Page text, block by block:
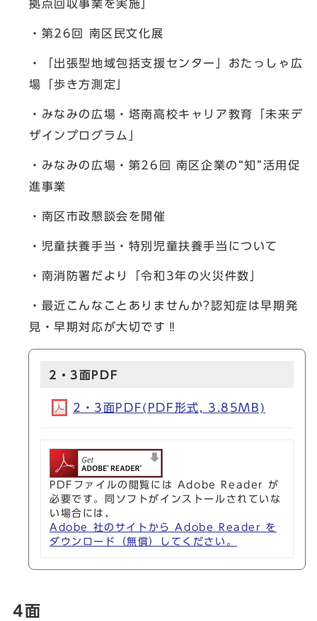
拠点回収事業を実施」
・第26回 南区民文化展
・「出張型地域包括支援センター」おたっしゃ広
場「歩き方測定」
・みなみの広場・塔南高校キャリア教育「未来デ
ザインプログラム」
・みなみの広場・第26回 南区企業の“知”活用促
進事業
・南区市政懇談会を開催
・児童扶養手当・特別児童扶養手当について
・南消防署だより「令和3年の火災件数」
・最近こんなことありませんか?認知症は早期発
見・早期対応が大切です‼
2・3面PDF
2・3面PDF(PDF形式, 3.85MB)
PDFファイルの閲覧には Adobe Reader が
必要です。同ソフトがインストールされていな
い場合には、
Adobe 社のサイトから Adobe Reader を
ダウンロード（無償）してください。
4面